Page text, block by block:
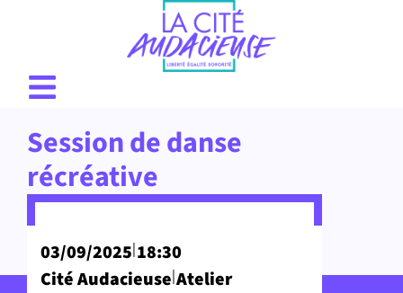
Session de danse
récréative
03/09/2025|18:30
Cité Audacieuse|Atelier